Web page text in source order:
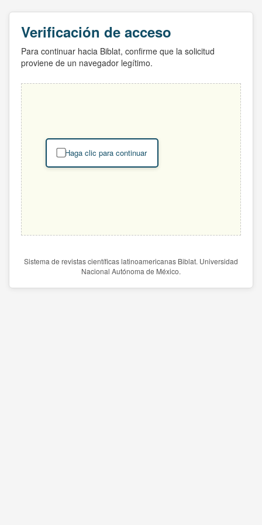
Verificación de acceso
Para continuar hacia Biblat, confirme que la solicitud
proviene de un navegador legítimo.
Haga clic para continuar
Sistema de revistas científicas latinoamericanas Biblat. Universidad
Nacional Autónoma de México.